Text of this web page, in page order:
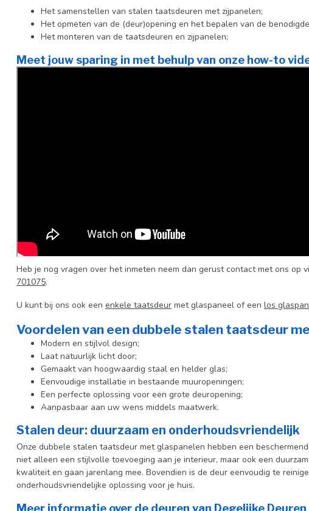
Het samenstellen van stalen taatsdeuren met zijpanelen;
Het opmeten van de (deur)opening en het bepalen van de
Het monteren van de taatsdeuren en zijpanelen;
Meet jouw sparing in met behulp van onze how-to
Heb je nog vragen over het inmeten neem dan gerust contact met ons op
701075.
U kunt bij ons ook een enkele taatsdeur met glaspaneel of een los
Voordelen van een dubbele stalen taatsdeur
Modern en stijlvol design;
Laat natuurlijk licht door;
Gemaakt van hoogwaardig staal en helder glas;
Eenvoudige installatie in bestaande muuropeningen;
Een perfecte oplossing voor een grote deuropening;
Aanpasbaar aan uw wens middels maatwerk.
Stalen deur: duurzaam en onderhoudsvriendelijk
Onze dubbele stalen taatsdeur met glaspanelen hebben een
niet alleen een stijlvolle toevoeging aan je interieur, maar ook een
kwaliteit en gaan jarenlang mee. Bovendien is de deur eenvoudig te
onderhoudsvriendelijke oplossing voor je huis.
Meer informatie over de deuren van Degelijke Deuren